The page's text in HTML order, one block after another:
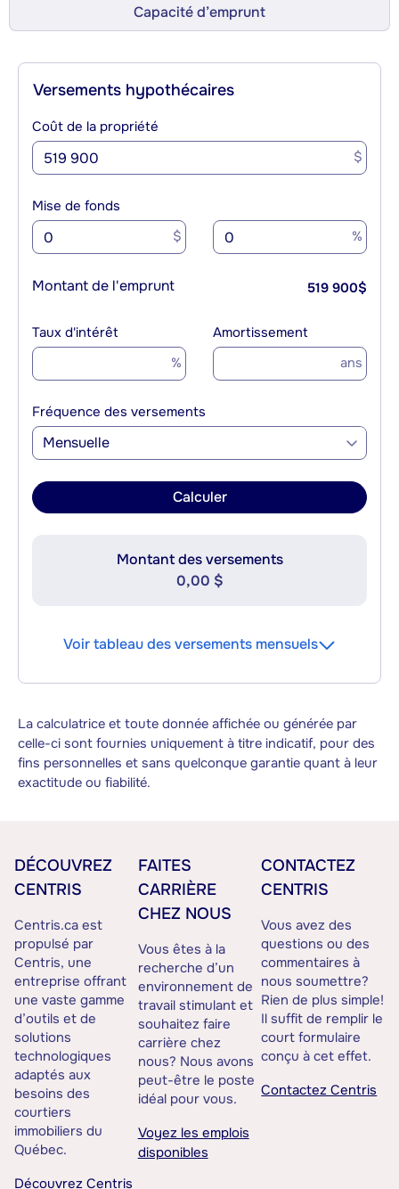
Capacité d’emprunt
Versements hypothécaires
Coût de la propriété
$
Mise de fonds
$ %
Montant de l'emprunt 519 900$
Taux d'intérêt
%
Amortissement
ans
Fréquence des versements
Mensuelle
Calculer
Montant des versements
0,00 $
Voir tableau des versements mensuels
La calculatrice et toute donnée affichée ou générée par
celle-ci sont fournies uniquement à titre indicatif, pour des
fins personnelles et sans quelconque garantie quant à leur
exactitude ou fiabilité.
DÉCOUVREZ
CENTRIS
Centris.ca est
propulsé par
Centris, une
entreprise offrant
une vaste gamme
d’outils et de
solutions
technologiques
adaptés aux
besoins des
courtiers
immobiliers du
Québec.
Découvrez Centris
FAITES
CARRIÈRE
CHEZ NOUS
Vous êtes à la
recherche d’un
environnement de
travail stimulant et
souhaitez faire
carrière chez
nous? Nous avons
peut-être le poste
idéal pour vous.
Voyez les emplois
disponibles
CONTACTEZ
CENTRIS
Vous avez des
questions ou des
commentaires à
nous soumettre?
Rien de plus simple!
Il suffit de remplir le
court formulaire
conçu à cet effet.
Contactez Centris